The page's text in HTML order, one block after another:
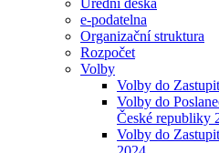
Úřední deska
e-podatelna
Organizační struktura
Rozpočet
Volby
Volby do
Volby do
České republiky
Volby do